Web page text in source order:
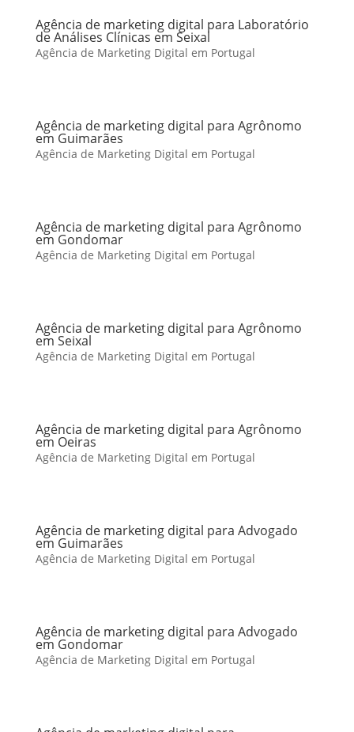
Agência de marketing digital para Laboratório
de Análises Clínicas em Seixal
Agência de Marketing Digital em Portugal
Agência de marketing digital para Agrônomo
em Guimarães
Agência de Marketing Digital em Portugal
Agência de marketing digital para Agrônomo
em Gondomar
Agência de Marketing Digital em Portugal
Agência de marketing digital para Agrônomo
em Seixal
Agência de Marketing Digital em Portugal
Agência de marketing digital para Agrônomo
em Oeiras
Agência de Marketing Digital em Portugal
Agência de marketing digital para Advogado
em Guimarães
Agência de Marketing Digital em Portugal
Agência de marketing digital para Advogado
em Gondomar
Agência de Marketing Digital em Portugal